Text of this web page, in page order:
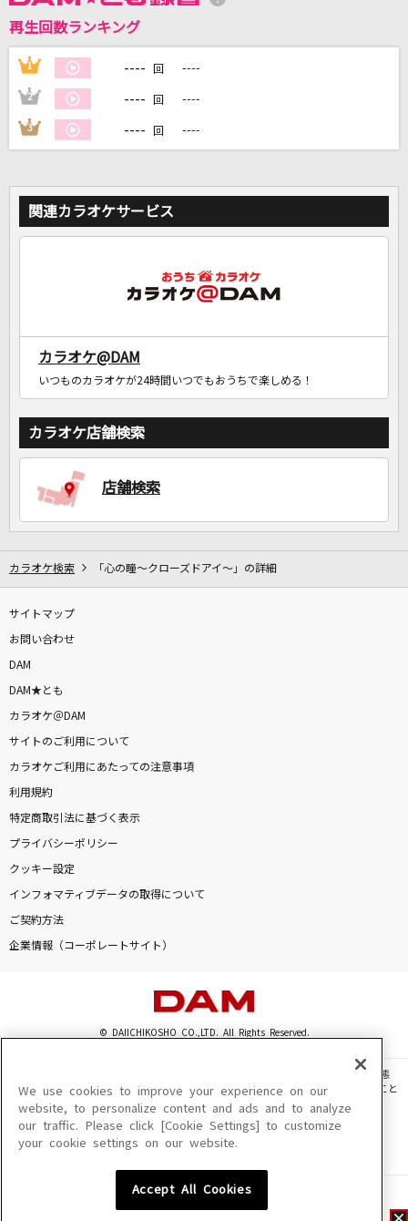
DAMに会員登録・ログインして
カラオケをもっと楽しもう！
再生回数ランキング
1 ---- 回 ----
2 ---- 回 ----
3 ---- 回 ----
関連カラオケサービス
カラオケ@DAM
いつものカラオケが24時間いつでもおうちで楽しめる！
カラオケ店舗検索
店舗検索
カラオケ検索 「心の瞳～クローズドアイ～」の詳細
サイトマップ
お問い合わせ
DAM
DAM★とも
カラオケ＠DAM
サイトのご利用について
カラオケご利用にあたっての注意事項
利用規約
特定商取引法に基づく表示
プライバシーポリシー
クッキー設定
インフォマティブデータの取得について
ご契約方法
企業情報（コーポレートサイト）
© DAIICHIKOSHO CO.,LTD. All Rights Reserved.
このサイトに掲載されている一切の文章・画像・写真・動画・音声等を、手段や形態
を問わず、著作権法の定める範囲を超えて無断で複製、転載、ファイル化などすること
を禁じます。
楽曲及びコンテンツは、機種によりご利用いただけない場合があります。
楽曲及びコンテンツの配信日、配信内容が変更になる場合があります。
We use cookies to improve your experience on our
website, to personalize content and ads and to analyze
our traffic. Please click [Cookie Settings] to customize
your cookie settings on our website.
Accept All Cookies